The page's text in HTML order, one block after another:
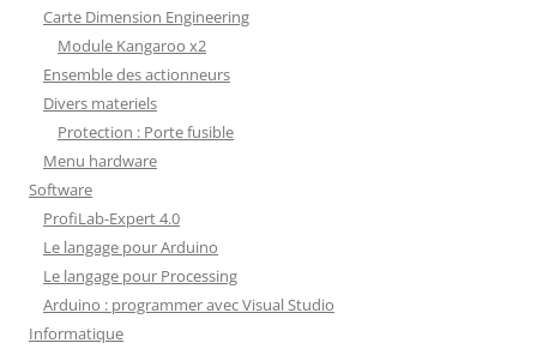
Carte Dimension Engineering
Module Kangaroo x2
Ensemble des actionneurs
Divers materiels
Protection : Porte fusible
Menu hardware
Software
ProfiLab-Expert 4.0
Le langage pour Arduino
Le langage pour Processing
Arduino : programmer avec Visual Studio
Informatique